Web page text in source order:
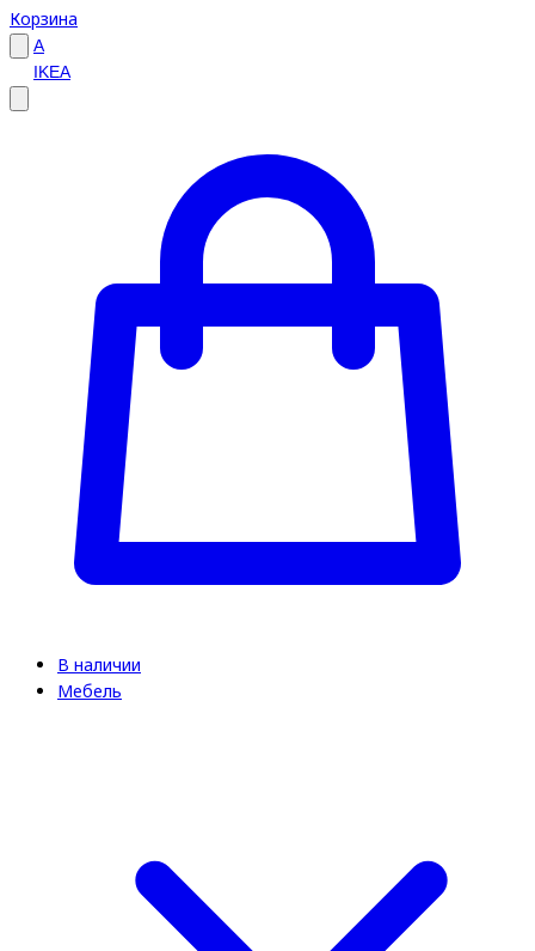
Корзина
A
IKEA
В наличии
Мебель